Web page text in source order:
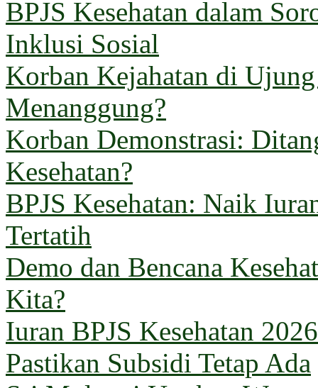
BPJS Kesehatan dalam
Inklusi Sosial
Korban Kejahatan di
Menanggung?
Korban Demonstrasi:
Kesehatan?
BPJS Kesehatan: Naik
Tertatih
Demo dan Bencana
Kita?
Iuran BPJS Kesehatan
Pastikan Subsidi Tetap Ada